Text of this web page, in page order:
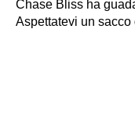
Chase Bliss ha
Aspettatevi un sacco